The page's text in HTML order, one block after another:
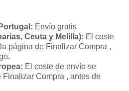
Envío gratis
Ceuta y Melilla): El coste
página de Finalizar Compra ,
El coste de envío se
Finalizar Compra , antes de